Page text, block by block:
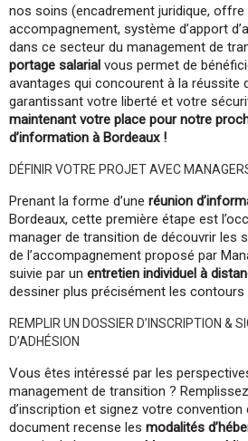
nos soins (encadrement juridique,
accompagnement, système d’apport
dans ce secteur du management de
portage salarial vous permet de
avantages qui concourent à la réussite
garantissant votre liberté et votre
maintenant votre place pour notre
d’information à Bordeaux !
DÉFINIR VOTRE PROJET AVEC
Prenant la forme d’une réunion
Bordeaux, cette première étape est
manager de transition de découvrir les
de l’accompagnement proposé par
suivie par un entretien individuel à
dessiner plus précisément les contours
REMPLIR UN DOSSIER D’INSCRIPTION &
D’ADHÉSION
Vous êtes intéressé par les
management de transition ?
d’inscription et signez votre convention
document recense les modalités